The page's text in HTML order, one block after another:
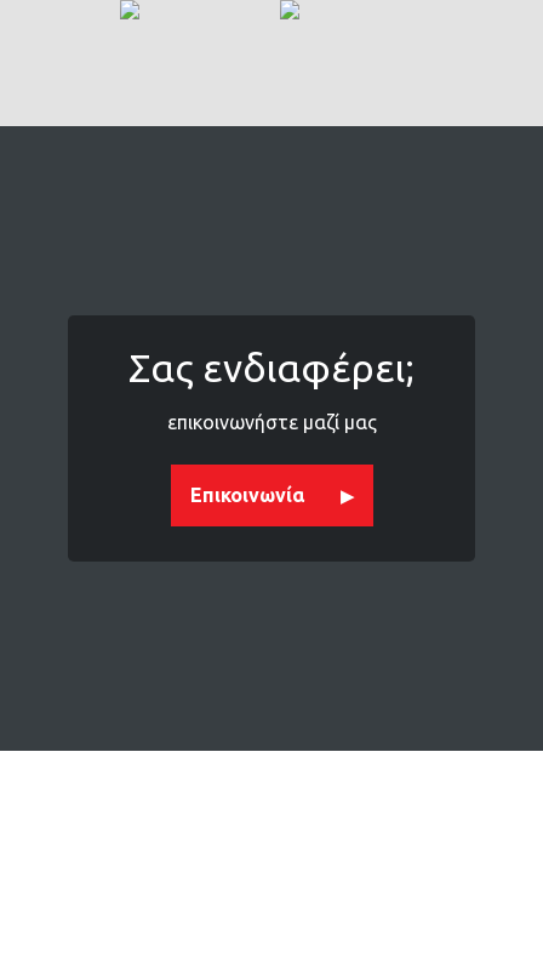
Σας ενδιαφέρει;
επικοινωνήστε μαζί μας
Επικοινωνία